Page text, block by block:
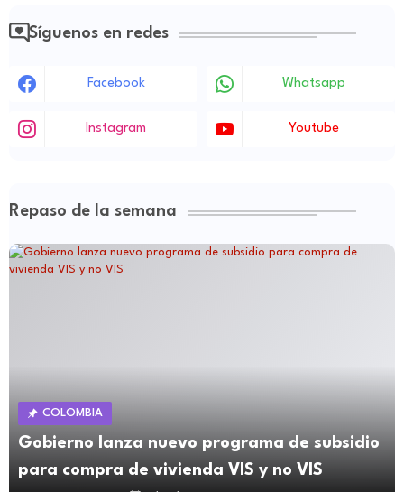
Síguenos en redes
Facebook Whatsapp
Instagram Youtube
Repaso de la semana
COLOMBIA
Gobierno lanza nuevo programa de subsidio
para compra de vivienda VIS y no VIS